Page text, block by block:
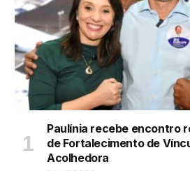
Paulínia recebe encontro
de Fortalecimento de
Acolhedora